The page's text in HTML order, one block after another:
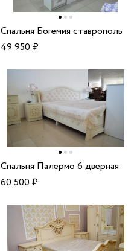
Спальня Богемия ставрополь
49 950₽
Спальня Палермо 6 дверная
60 500₽